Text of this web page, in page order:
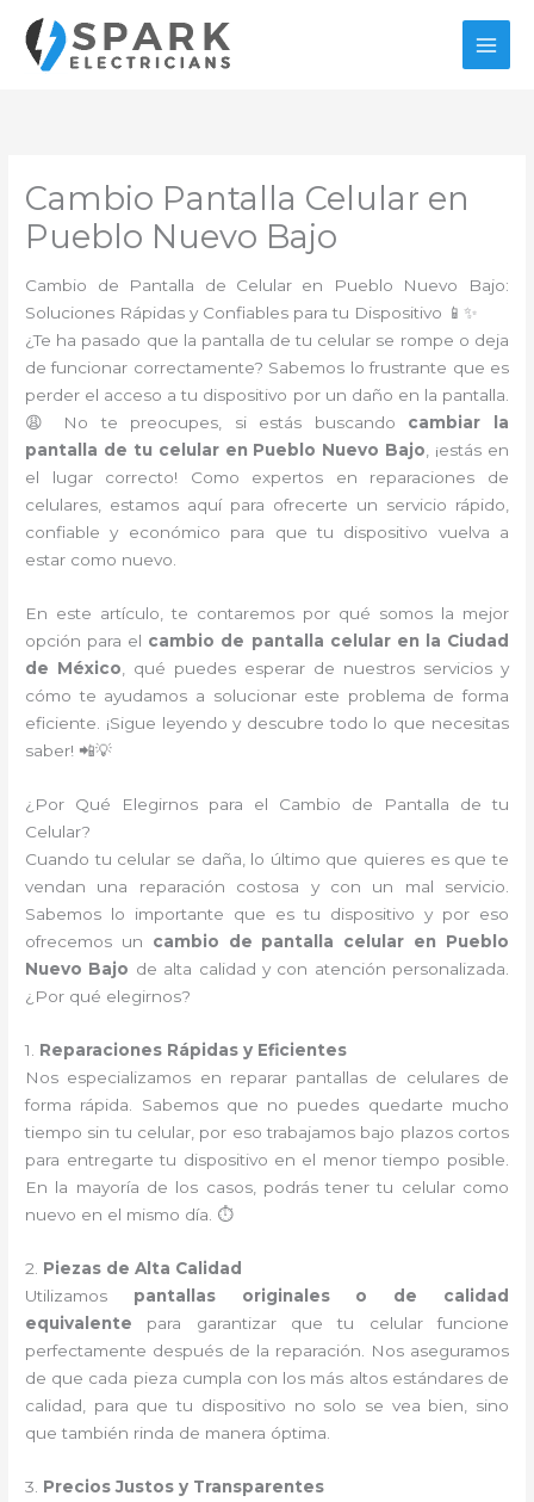
contenido
Cambio Pantalla Celular en
Pueblo Nuevo Bajo
Cambio de Pantalla de Celular en Pueblo Nuevo Bajo:
Soluciones Rápidas y Confiables para tu Dispositivo 📱✨
¿Te ha pasado que la pantalla de tu celular se rompe o deja
de funcionar correctamente? Sabemos lo frustrante que es
perder el acceso a tu dispositivo por un daño en la pantalla.
😩 No te preocupes, si estás buscando cambiar la
pantalla de tu celular en Pueblo Nuevo Bajo, ¡estás en
el lugar correcto! Como expertos en reparaciones de
celulares, estamos aquí para ofrecerte un servicio rápido,
confiable y económico para que tu dispositivo vuelva a
estar como nuevo.
En este artículo, te contaremos por qué somos la mejor
opción para el cambio de pantalla celular en la Ciudad
de México , qué puedes esperar de nuestros servicios y
cómo te ayudamos a solucionar este problema de forma
eficiente. ¡Sigue leyendo y descubre todo lo que necesitas
saber! 📲💡
¿Por Qué Elegirnos para el Cambio de Pantalla de tu
Celular?
Cuando tu celular se daña, lo último que quieres es que te
vendan una reparación costosa y con un mal servicio.
Sabemos lo importante que es tu dispositivo y por eso
ofrecemos un cambio de pantalla celular en Pueblo
Nuevo Bajo de alta calidad y con atención personalizada.
¿Por qué elegirnos?
1. Reparaciones Rápidas y Eficientes
Nos especializamos en reparar pantallas de celulares de
forma rápida. Sabemos que no puedes quedarte mucho
tiempo sin tu celular, por eso trabajamos bajo plazos cortos
para entregarte tu dispositivo en el menor tiempo posible.
En la mayoría de los casos, podrás tener tu celular como
nuevo en el mismo día. ⏱️
2. Piezas de Alta Calidad
Utilizamos pantallas originales o de calidad
equivalente para garantizar que tu celular funcione
perfectamente después de la reparación. Nos aseguramos
de que cada pieza cumpla con los más altos estándares de
calidad, para que tu dispositivo no solo se vea bien, sino
que también rinda de manera óptima.
3. Precios Justos y Transparentes